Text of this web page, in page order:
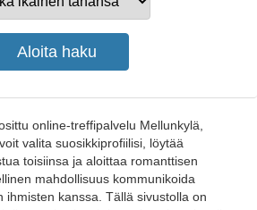
online-treffipalvelu Mellunkylä,
valita suosikkiprofiilisi, löytää
toisiinsa ja aloittaa romanttisen
mahdollisuus kommunikoida
ihmisten kanssa. Tällä sivustolla on